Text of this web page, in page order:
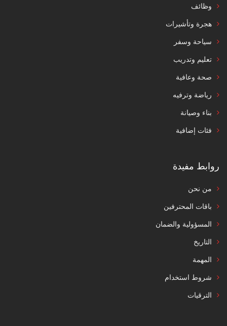
وظائف
هجرة وتأشيرات
سياحة وسفر
تعليم وتدريب
صحة وعافية
رياضة وترفيه
بناء وصيانة
فئات إضافية
روابط مفيدة
من نحن
باقات المحترفين
المسؤولية والضمان
التاريخ
المهمة
شروط استخدام
الترقيات